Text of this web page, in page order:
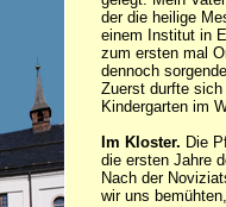
der die heilige
einem Institut in
zum ersten mal
dennoch
Zuerst durfte
Kindergarten im
Im Kloster. Die
die ersten Jahre
Nach der
wir uns